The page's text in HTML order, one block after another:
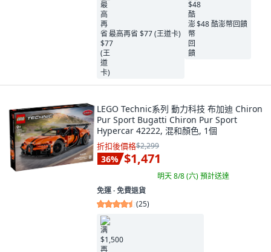
最高再省 $77 (王道卡)
$48 酷澎幣回饋
LEGO Technic系列 動力科技 布加迪 Chiron
Pur Sport Bugatti Chiron Pur Sport
Hypercar 42222, 混和顏色, 1個
折扣後價格$2,299
36% $1,471
明天 8/8 (六)預計送達
免運 ∙ 免費退貨
(25)